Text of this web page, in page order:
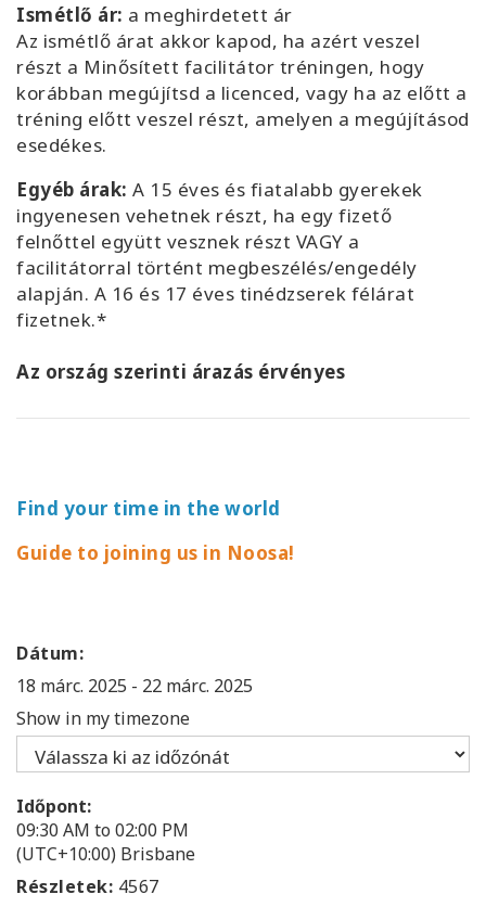
Ismétlő ár: a meghirdetett ár
Az ismétlő árat akkor kapod, ha azért veszel
részt a Minősített facilitátor tréningen, hogy
korábban megújítsd a licenced, vagy ha az előtt a
tréning előtt veszel részt, amelyen a megújításod
esedékes.
Egyéb árak: A 15 éves és fiatalabb gyerekek
ingyenesen vehetnek részt, ha egy fizető
felnőttel együtt vesznek részt VAGY a
facilitátorral történt megbeszélés/engedély
alapján. A 16 és 17 éves tinédzserek félárat
fizetnek.*
Az ország szerinti árazás érvényes
Find your time in the world
Guide to joining us in Noosa!
Dátum:
18 márc. 2025 - 22 márc. 2025
Show in my timezone
Időpont:
09:30 AM to 02:00 PM
(UTC+10:00) Brisbane
Részletek: 4567